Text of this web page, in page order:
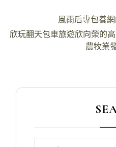
章
風雨后專包養
欣玩翻天包車旅遊欣向榮的
農牧業